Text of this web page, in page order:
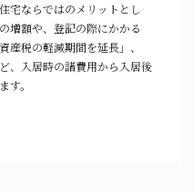
宅ならではのメリットとし
増額や、登記の際にかかる
産税の軽減期間を延長」、
、入居時の諸費用から入居後
す。